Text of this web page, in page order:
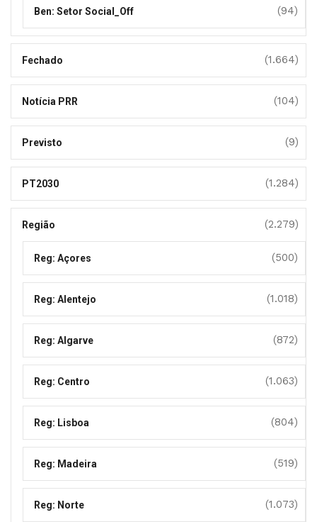
Ben: Setor Social_Off (94)
Fechado (1.664)
Notícia PRR (104)
Previsto (9)
PT2030 (1.284)
Região (2.279)
Reg: Açores (500)
Reg: Alentejo (1.018)
Reg: Algarve (872)
Reg: Centro (1.063)
Reg: Lisboa (804)
Reg: Madeira (519)
Reg: Norte (1.073)